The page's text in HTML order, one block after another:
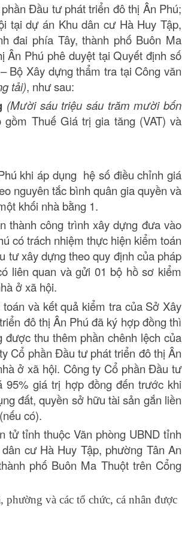
Đầu tư phát triển đô thị Ân Phú;
tại dự án Khu dân cư Hà Huy Tập,
đai phía Tây, thành phố Buôn Ma
Phú phê duyệt tại Quyết định số
Bộ Xây dựng thẩm tra tại Công văn
tải), như sau:
(Mười sáu triệu sáu trăm mười bốn
Thuế Giá trị gia tăng (VAT) và
khi áp dụng hệ số điều chỉnh giá
nguyên tắc bình quân gia quyền và
khối nhà bằng 1.
thành công trình xây dựng đưa vào
có trách nhiệm thực hiện kiểm toán
tư xây dựng theo quy định của pháp
liên quan và gửi 01 bộ hồ sơ kiểm
ở xã hội.
và kết quả kiểm tra của Sở Xây
đô thị Ân Phú đã ký hợp đồng thì
thu thêm phần chênh lệch của
Cổ phần Đầu tư phát triển đô thị Ân
ở xã hội. Công ty Cổ phần Đầu tư
giá trị hợp đồng đến trước khi
đất, quyền sở hữu tài sản gắn liền
có).
tử tỉnh thuộc Văn phòng UBND tỉnh
cư Hà Huy Tập, phường Tân An
phố Buôn Ma Thuột trên Cổng
và các tổ chức, cá nhân được